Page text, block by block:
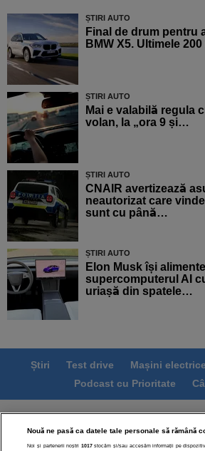
ȘTIRI AUTO
Final de drum pentru
BMW X5. Ultimele
ȘTIRI AUTO
Mai e valabilă regula
volan, la „ora 9 și…
ȘTIRI AUTO
CNAIR avertizează
neautorizat care
sunt cu până…
ȘTIRI AUTO
Elon Musk își
supercomputerul AI
uriașă din spatele…
Știri Test drive Mașini electrice
Podcast cu Prioritate
Termeni si conditii
Politica de
Politica de cookies
Echipa
Nouă ne pasă ca datele tale personale să rămână
Noi și partenerii noștri 1017stocăm și/sau accesăm informații pe